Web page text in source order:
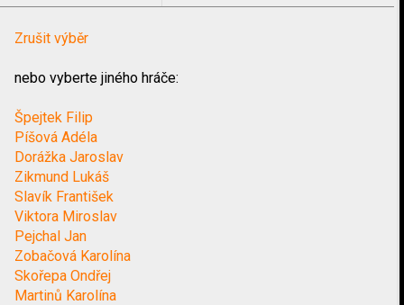
Zrušit výběr
nebo vyberte jiného hráče:
Špejtek Filip
Píšová Adéla
Dorážka Jaroslav
Zikmund Lukáš
Slavík František
Viktora Miroslav
Pejchal Jan
Zobačová Karolína
Skořepa Ondřej
Martinů Karolína